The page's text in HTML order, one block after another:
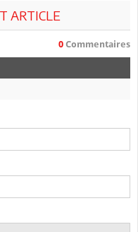
ARTICLE
0 Commentaires